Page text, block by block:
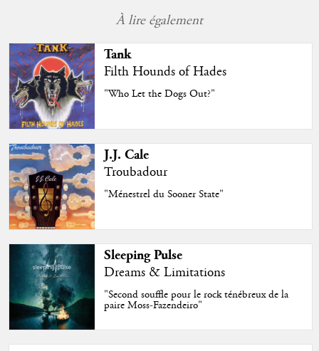
À lire également
Tank
Filth Hounds of Hades
"Who Let the Dogs Out?"
J.J. Cale
Troubadour
"Ménestrel du Sooner State"
Sleeping Pulse
Dreams & Limitations
"Second souffle pour le rock ténébreux de la
paire Moss-Fazendeiro"